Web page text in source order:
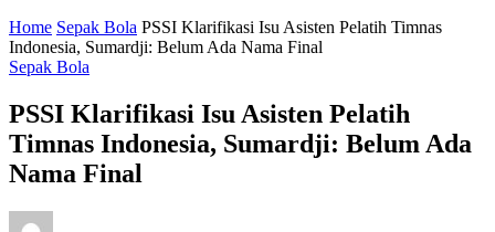
Home Sepak Bola PSSI Klarifikasi Isu Asisten Pelatih Timnas
Indonesia, Sumardji: Belum Ada Nama Final
Sepak Bola
PSSI Klarifikasi Isu Asisten Pelatih
Timnas Indonesia, Sumardji: Belum Ada
Nama Final